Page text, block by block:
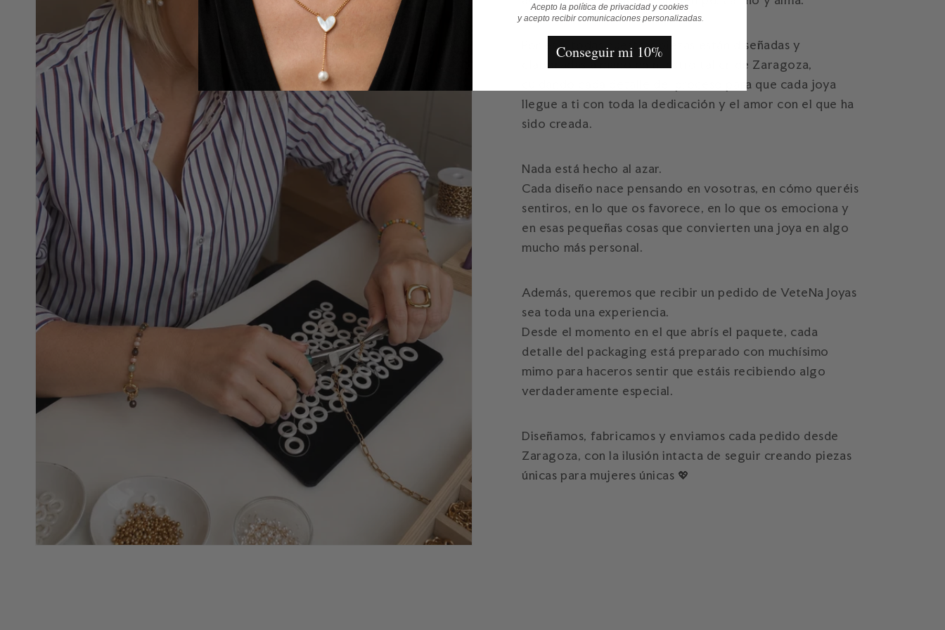
Por eso, todas nuestras piezas están diseñadas y
elaboradas a mano en nuestro taller de Zaragoza,
cuidando cada detalle del proceso para que cada joya
llegue a ti con toda la dedicación y el amor con el que ha
sido creada.
Nada está hecho al azar.
Cada diseño nace pensando en vosotras, en cómo queréis
sentiros, en lo que os favorece, en lo que os emociona y
en esas pequeñas cosas que convierten una joya en algo
mucho más personal.
Además, queremos que recibir un pedido de VeteNa Joyas
sea toda una experiencia.
Desde el momento en el que abrís el paquete, cada
detalle del packaging está preparado con muchísimo
mimo para haceros sentir que estáis recibiendo algo
verdaderamente especial.
Diseñamos, fabricamos y enviamos cada pedido desde
Zaragoza, con la ilusión intacta de seguir creando piezas
únicas para mujeres únicas 💖
Acepto la política de privacidad y cookies
y acepto recibir comunicaciones personalizadas.
Conseguir mi 10%